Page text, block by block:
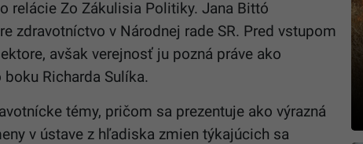
relácie Zo Zákulisia Politiky. Jana Bittó
zdravotníctvo v Národnej rade SR. Pred vstupom
avšak verejnosť ju pozná práve ako
Richarda Sulíka.
témy, pričom sa prezentuje ako výrazná
v ústave z hľadiska zmien týkajúcich sa